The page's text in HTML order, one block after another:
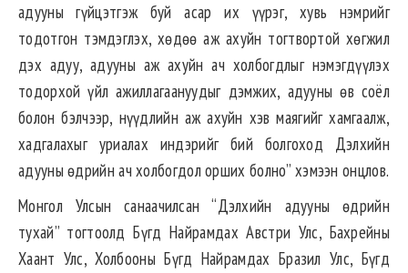
адууны гүйцэтгэж буй асар их үүрэг, хувь нэмрийг
тодотгон тэмдэглэх, хөдөө аж ахуйн тогтвортой хөгжил
дэх адуу, адууны аж ахуйн ач холбогдлыг нэмэгдүүлэх
тодорхой үйл ажиллагаануудыг дэмжих, адууны өв соёл
болон бэлчээр, нүүдлийн аж ахуйн хэв маягийг хамгаалж,
хадгалахыг уриалах индэрийг бий болгоход Дэлхийн
адууны өдрийн ач холбогдол орших болно” хэмээн онцлов.
Монгол Улсын санаачилсан “Дэлхийн адууны өдрийн
тухай” тогтоолд Бүгд Найрамдах Австри Улс, Бахрейны
Хаант Улс, Холбооны Бүгд Найрамдах Бразил Улс, Бүгд